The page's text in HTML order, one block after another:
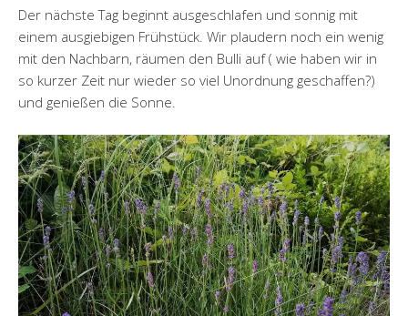
Der nächste Tag beginnt ausgeschlafen und sonnig mit
einem ausgiebigen Frühstück. Wir plaudern noch ein wenig
mit den Nachbarn, räumen den Bulli auf ( wie haben wir in
so kurzer Zeit nur wieder so viel Unordnung geschaffen?)
und genießen die Sonne.